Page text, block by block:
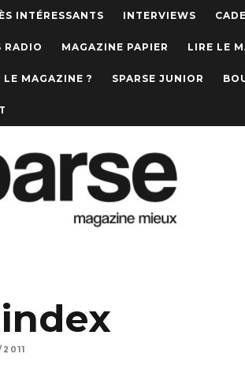
INTÉRESSANTS INTERVIEWS
RADIO MAGAZINE PAPIER LIRE LE
LE MAGAZINE ? SPARSE JUNIOR